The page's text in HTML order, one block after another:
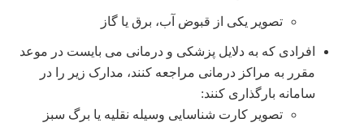
تصویر یکی از قبوض آب، برق یا گاز
افرادی که به دلایل پزشکی و درمانی می بایست در موعد
مقرر به مراکز درمانی مراجعه کنند، مدارک زیر را در
سامانه بارگذاری کنند:
تصویر کارت شناسایی وسیله نقلیه یا برگ سبز